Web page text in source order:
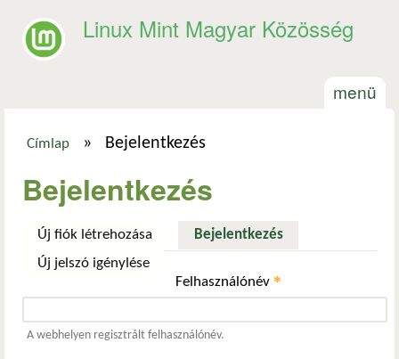
Linux Mint Magyar Közösség
menü
Címlap » Bejelentkezés
Bejelentkezés
Új fiók létrehozása Bejelentkezés(aktív fül)
Új jelszó igénylése
Felhasználónév*
A webhelyen regisztrált felhasználónév.